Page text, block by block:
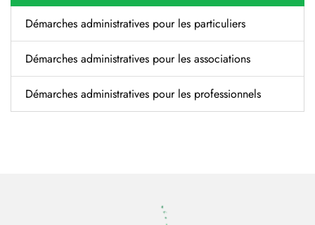
Démarches administratives pour les particuliers
Démarches administratives pour les associations
Démarches administratives pour les professionnels